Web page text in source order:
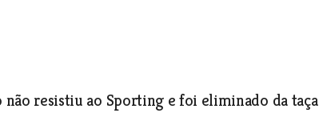
resistiu ao Sporting e foi eliminado da taça